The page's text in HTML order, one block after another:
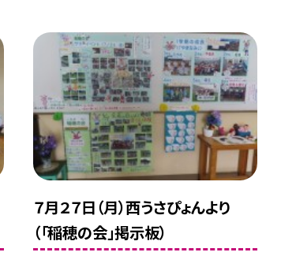
７月２７日（月）西うさぴょんより
（「稲穂の会」掲示板）